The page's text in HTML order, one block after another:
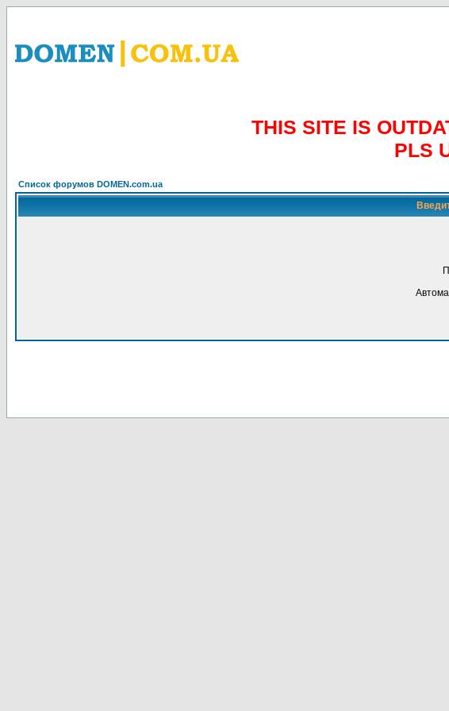
THIS SITE IS
PLS
Список форумов DOMEN.com.ua